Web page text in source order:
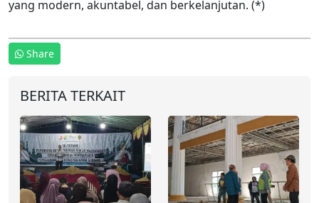
yang modern, akuntabel, dan berkelanjutan. (*)
Share
BERITA TERKAIT